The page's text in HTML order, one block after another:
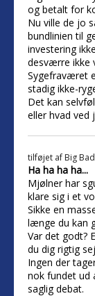
og betalt for
Nu ville de jo
bundlinien til
investering
desværre ikke
Sygefraværet
stadig ikke-
Det kan
eller hvad ved
tilføjet af Big
Ha ha ha ha...
Mjølner har
klare sig i et
Sikke en
længe du kan
Var det godt?
du dig rigtig
Ingen der
nok fundet ud
saglig debat.